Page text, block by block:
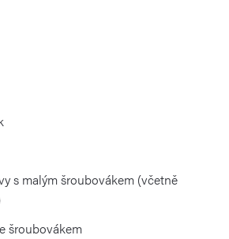
s malým šroubovákem (včetně
šroubovákem